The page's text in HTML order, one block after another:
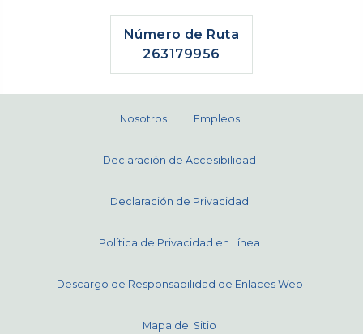
Número de Ruta
263179956
Nosotros Empleos
Declaración de Accesibilidad
Declaración de Privacidad
Política de Privacidad en Línea
Descargo de Responsabilidad de Enlaces Web
Mapa del Sitio